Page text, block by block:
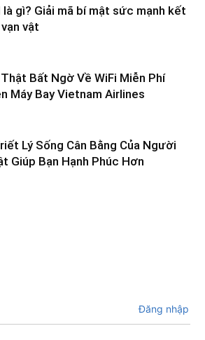
là gì? Giải mã bí mật sức mạnh kết
vật
Bất Ngờ Về WiFi Miễn Phí
Máy Bay Vietnam Airlines
Lý Sống Cân Bằng Của Người
Giúp Bạn Hạnh Phúc Hơn
Đăng nhập